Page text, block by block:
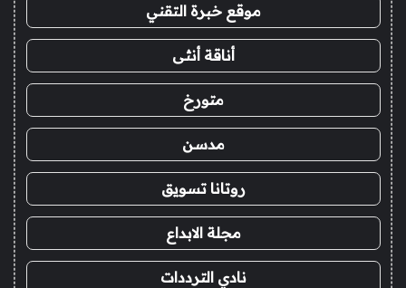
موقع خبرة التقني
أناقة أنثى
متورخ
مدسن
روتانا تسويق
مجلة الابداع
نادي الترددات